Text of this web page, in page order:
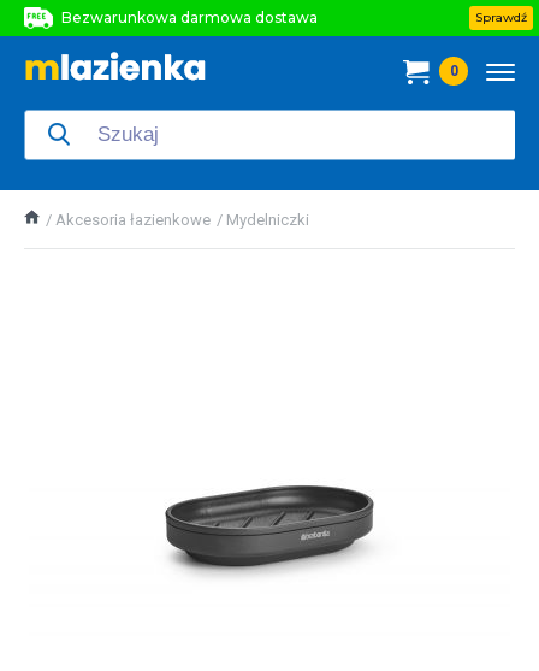
Bezwarunkowa darmowa dostawa
Bezwarunkowa darmowa dostawa
Sprawdź
0
Akcesoria łazienkowe Mydelniczki